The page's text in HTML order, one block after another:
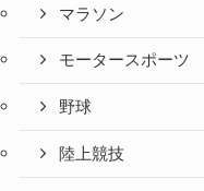
マラソン
モータースポーツ
野球
陸上競技